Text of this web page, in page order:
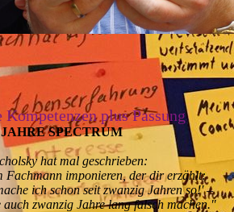
Kompetenzen plus Passung
JAHRE SPECTRUM
hat mal geschrieben:
Fachmann imponieren, der dir erzählt:
ich schon seit zwanzig Jahren so!' –
auch zwanzig Jahre lang falsch machen."